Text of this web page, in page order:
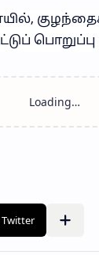
பொறுப்பு